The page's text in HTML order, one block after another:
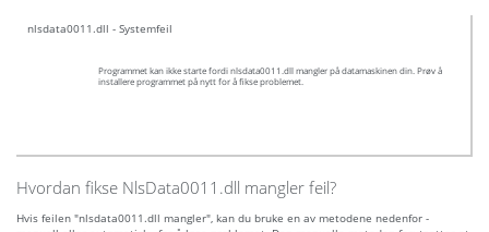
nlsdata0011.dll - Systemfeil
Programmet kan ikke starte fordi nlsdata0011.dll mangler på datamaskinen din. Prøv å
installere programmet på nytt for å fikse problemet.
Hvordan fikse NlsData0011.dll mangler feil?
Hvis feilen "nlsdata0011.dll mangler", kan du bruke en av metodene nedenfor -